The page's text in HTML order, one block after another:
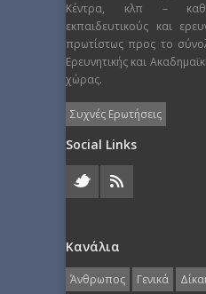
Κέντρα, κλπ –
εκπαιδευτικούς και
πρωτίστως προς το
Ερευνητικής και
χώρας.
Συχνές Ερωτήσεις
Social Links
Κανάλια
Άνθρωπος Γενικά